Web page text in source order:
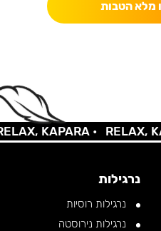
מלא הטבות
KAPARA • RELAX,
נרגילות
נרגילות רוסיות
נרגילות נירוסטה